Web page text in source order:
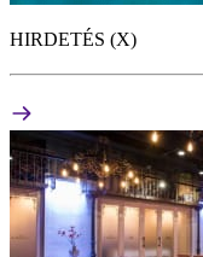
HIRDETÉS (X)